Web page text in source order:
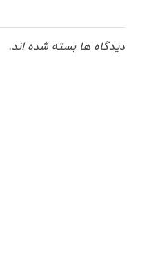
دیدگاه ها بسته شده اند.